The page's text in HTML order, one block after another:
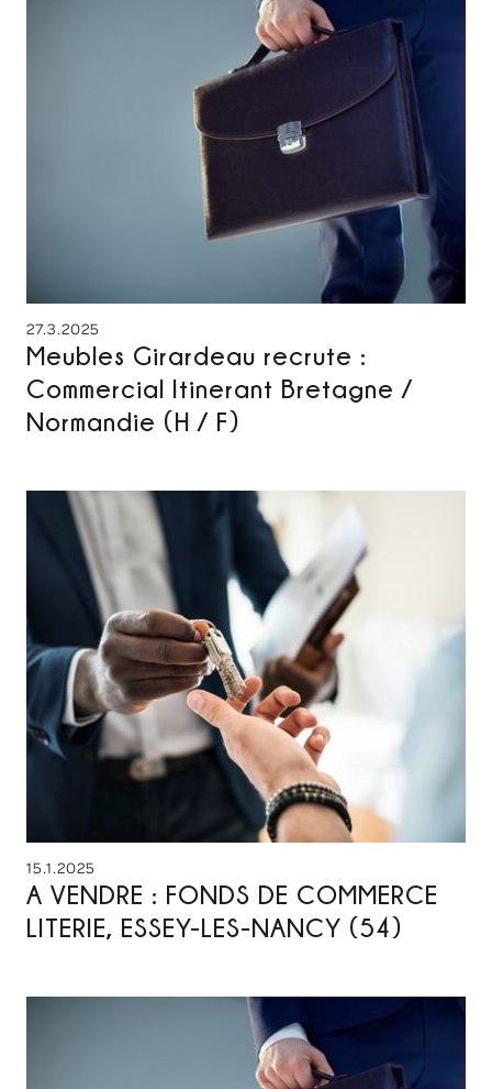
27.3.2025
Meubles Girardeau recrute :
Commercial Itinerant Bretagne /
Normandie (H / F)
15.1.2025
A VENDRE : FONDS DE COMMERCE
LITERIE, ESSEY-LES-NANCY (54)